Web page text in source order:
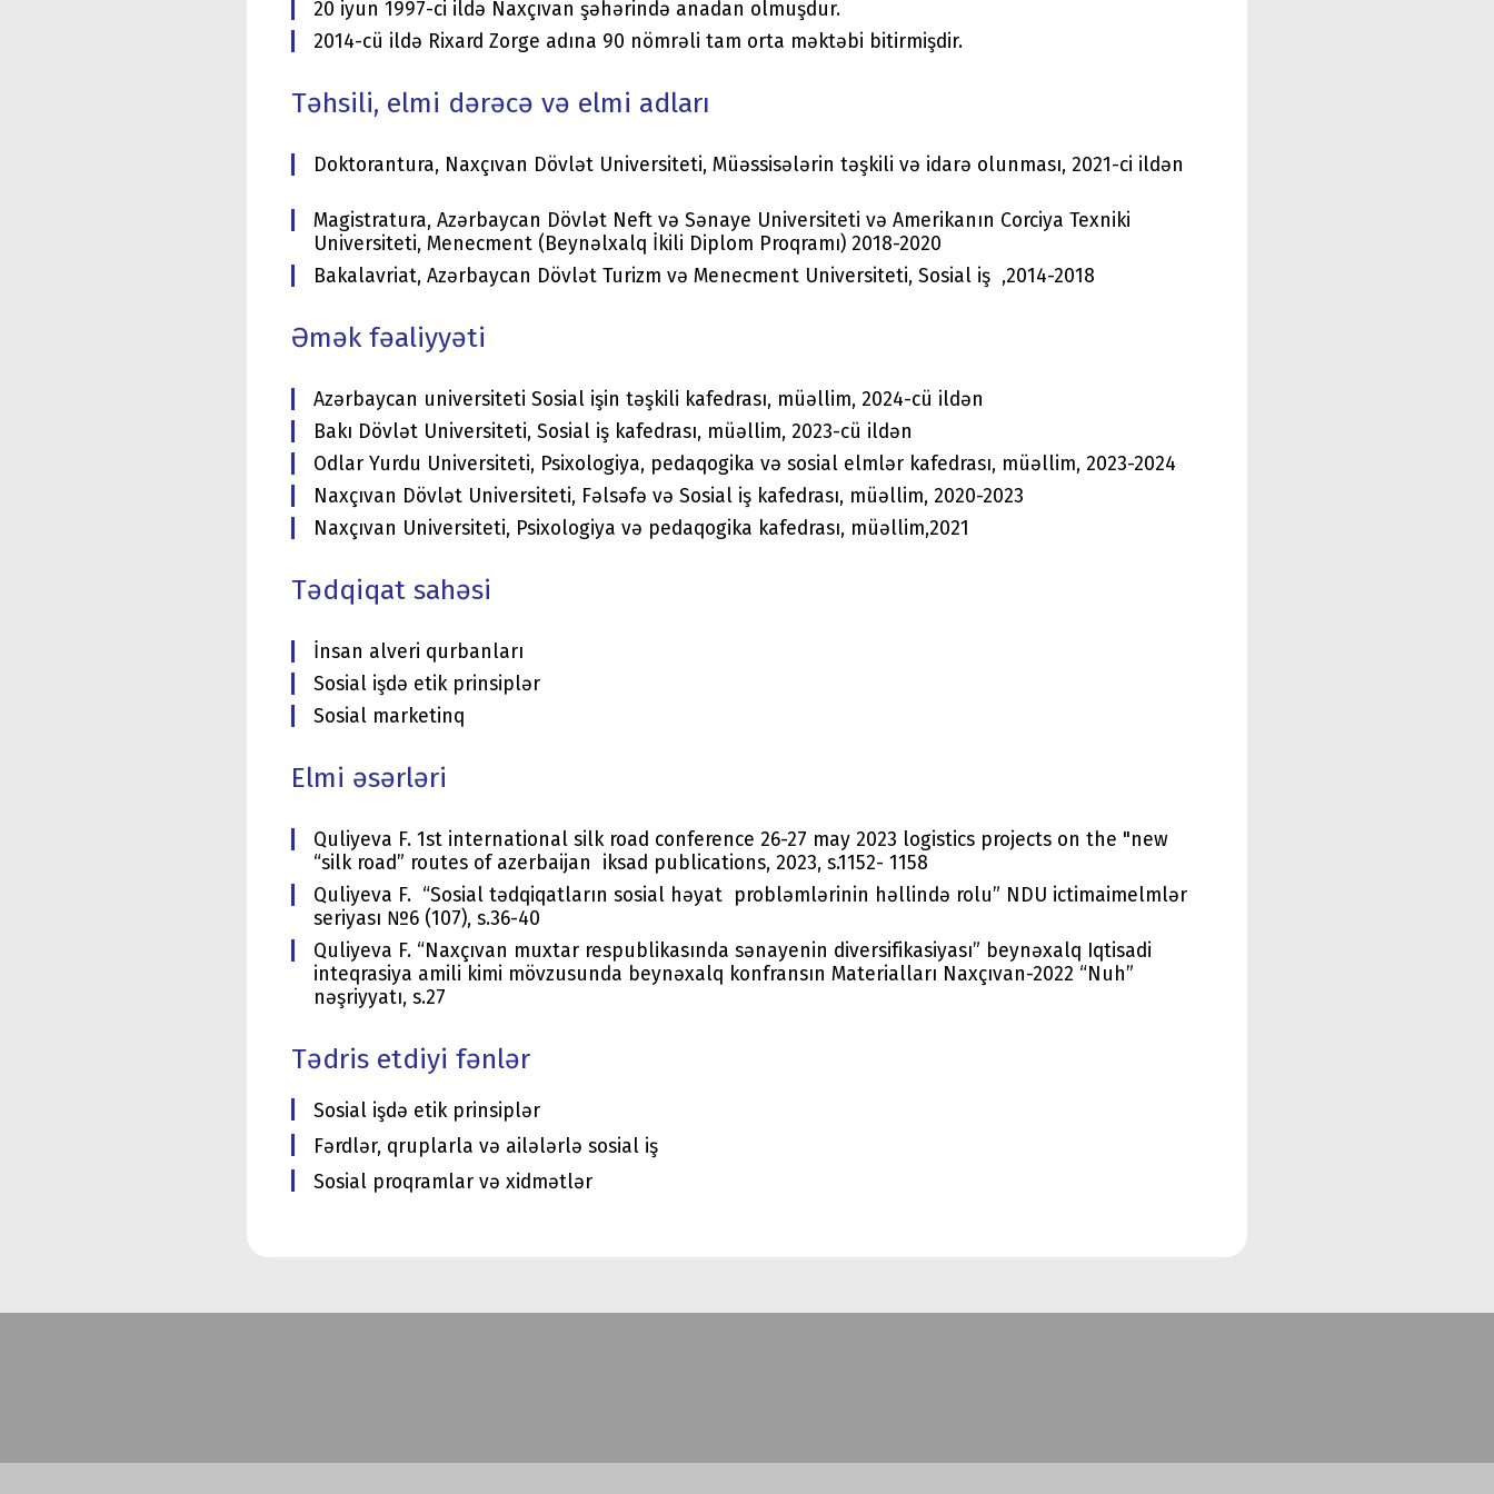
20 iyun 1997-ci ildə Naxçıvan şəhərində anadan olmuşdur.
2014-cü ildə Rixard Zorge adına 90 nömrəli tam orta məktəbi bitirmişdir.
Təhsili, elmi dərəcə və elmi adları
Doktorantura, Naxçıvan Dövlət Universiteti, Müəssisələrin təşkili və idarə olunması, 2021-ci ildən
Magistratura, Azərbaycan Dövlət Neft və Sənaye Universiteti və Amerikanın Corciya Texniki
Universiteti, Menecment (Beynəlxalq İkili Diplom Proqramı) 2018-2020
Bakalavriat, Azərbaycan Dövlət Turizm və Menecment Universiteti, Sosial iş ,2014-2018
Əmək fəaliyyəti
Azərbaycan universiteti Sosial işin təşkili kafedrası, müəllim, 2024-cü ildən
Bakı Dövlət Universiteti, Sosial iş kafedrası, müəllim, 2023-cü ildən
Odlar Yurdu Universiteti, Psixologiya, pedaqogika və sosial elmlər kafedrası, müəllim, 2023-2024
Naxçıvan Dövlət Universiteti, Fəlsəfə və Sosial iş kafedrası, müəllim, 2020-2023
Naxçıvan Universiteti, Psixologiya və pedaqogika kafedrası, müəllim,2021
Tədqiqat sahəsi
İnsan alveri qurbanları
Sosial işdə etik prinsiplər
Sosial marketinq
Elmi əsərləri
Quliyeva F. 1st international silk road conference 26-27 may 2023 logistics projects on the "new
“silk road” routes of azerbaijan iksad publications, 2023, s.1152- 1158
Quliyeva F. “Sosial tədqiqatların sosial həyat probləmlərinin həllində rolu” NDU ictimaimelmlər
seriyası №6 (107), s.36-40
Quliyeva F. “Naxçıvan muxtar respublikasında sənayenin diversifikasiyası” beynəxalq Iqtisadi
inteqrasiya amili kimi mövzusunda beynəxalq konfransın Materialları Naxçıvan-2022 “Nuh”
nəşriyyatı, s.27
Tədris etdiyi fənlər
Sosial işdə etik prinsiplər
Fərdlər, qruplarla və ailələrlə sosial iş
Sosial proqramlar və xidmətlər